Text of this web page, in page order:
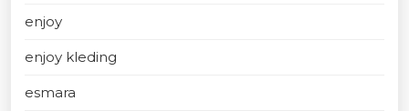
enjoy
enjoy kleding
esmara